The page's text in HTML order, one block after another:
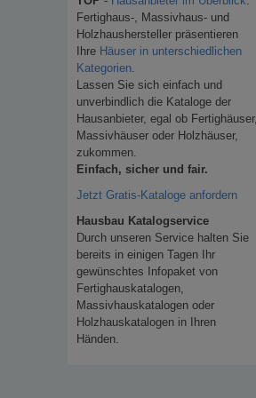
Fertighaus-, Massivhaus- und
Holzhaushersteller präsentieren
Ihre Häuser in unterschiedlichen
Kategorien
Lassen Sie sich einfach und
unverbindlich die Kataloge der
Hausanbieter, egal ob Fertighäuser,
Massivhäuser oder Holzhäuser,
zukommen.
Einfach, sicher und fair.
Jetzt Gratis-Kataloge anfordern
Hausbau Katalogservice
Durch unseren Service halten Sie
bereits in einigen Tagen Ihr
gewünschtes Infopaket von
Fertighauskatalogen,
Massivhauskatalogen oder
Holzhauskatalogen in Ihren
Händen.